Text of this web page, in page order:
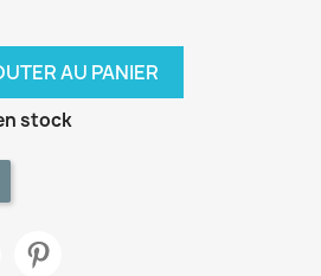
AU PANIER
stock